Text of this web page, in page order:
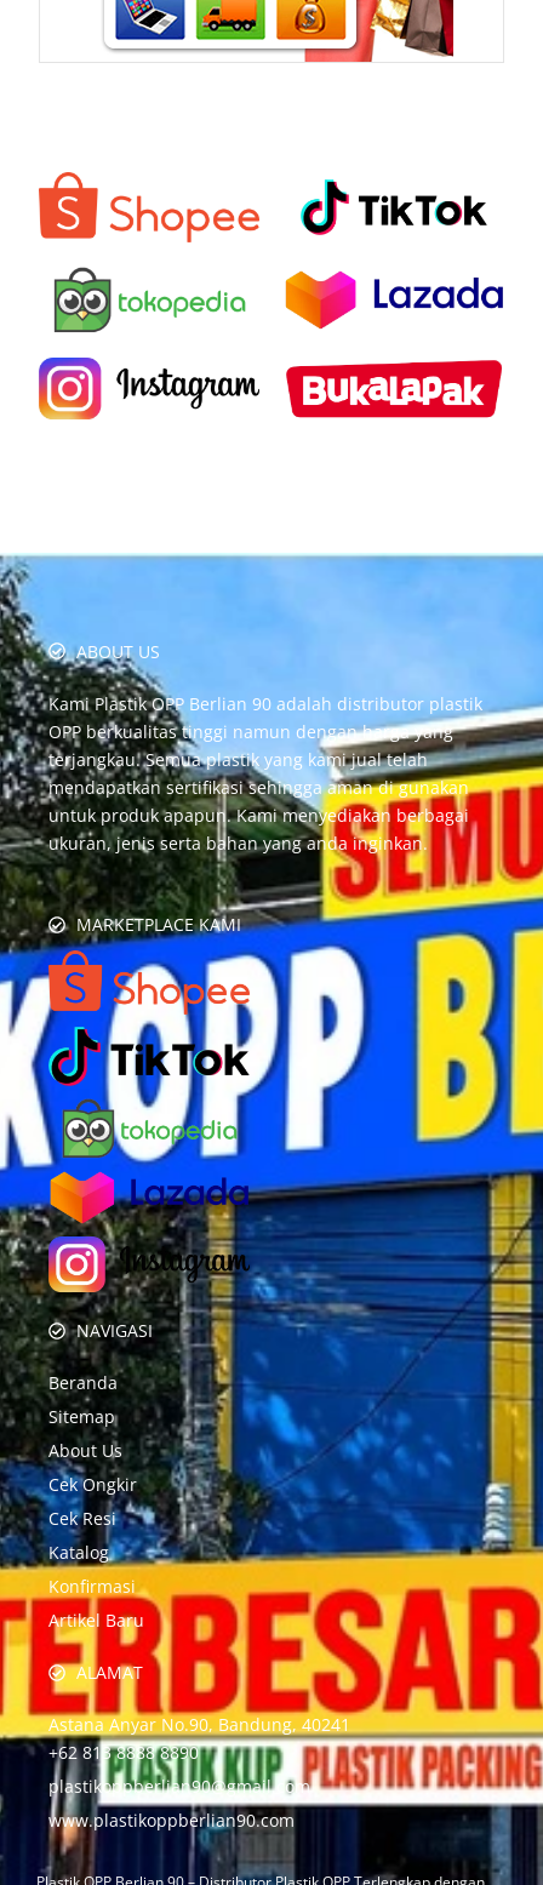
ABOUT US
Kami Plastik OPP Berlian 90 adalah distributor plastik
OPP berkualitas tinggi namun dengan harga yang
terjangkau. Semua plastik yang kami jual telah
mendapatkan sertifikasi sehingga aman di gunakan
untuk produk apapun. Kami menyediakan berbagai
ukuran, jenis serta bahan yang anda inginkan.
MARKETPLACE KAMI
NAVIGASI
Beranda
Sitemap
About Us
Cek Ongkir
Cek Resi
Katalog
Konfirmasi
Artikel Baru
ALAMAT
Astana Anyar No.90, Bandung, 40241
+62 813 8888 8890
plastikoppberlian90@gmail.com
www.plastikoppberlian90.com